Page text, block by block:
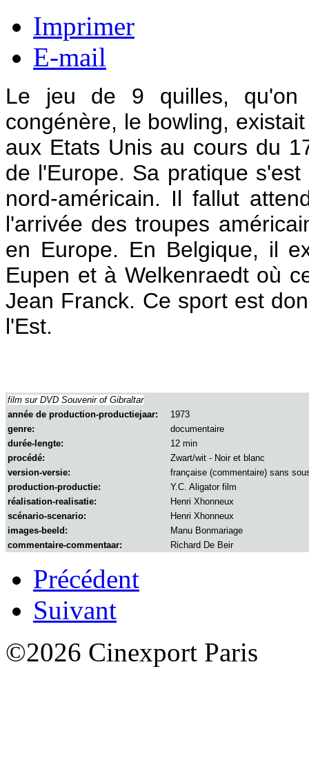
Imprimer
E-mail
Le jeu de 9 quilles, qu'on
congénère, le bowling,
aux Etats Unis au cours du
de l'Europe. Sa pratique
nord-américain. Il fallut
l'arrivée des troupes
en Europe. En Belgique, il
Eupen et à Welkenraedt où
Jean Franck. Ce sport est
l'Est.
film sur DVD Souvenir of Gibraltar
année de production-productiejaar:
1973
genre:
documentaire
durée-lengte:
12 min
procédé:
Zwart/wit - Noir et blanc
version-versie:
française (commentaire) sans
production-productie:
Y.C. Aligator film
réalisation-realisatie:
Henri Xhonneux
scénario-scenario:
Henri Xhonneux
images-beeld:
Manu Bonmariage
commentaire-commentaar:
Richard De Beir
Précédent
Suivant
©2026 Cinexport Paris